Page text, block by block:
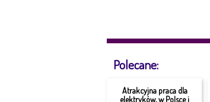
Polecane:
Atrakcyjna praca dla
elektryków, w Polsce i